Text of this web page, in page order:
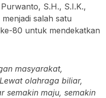
S.H., S.I.K.,
salah satu
80 untuk mendekatkan
masyarakat,
olahraga biliar,
semakin maju, semakin